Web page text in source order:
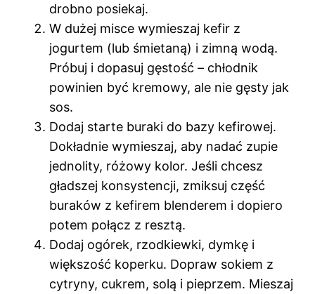
drobno posiekaj.
W dużej misce wymieszaj kefir z
jogurtem (lub śmietaną) i zimną wodą.
Próbuj i dopasuj gęstość – chłodnik
powinien być kremowy, ale nie gęsty jak
sos.
Dodaj starte buraki do bazy kefirowej.
Dokładnie wymieszaj, aby nadać zupie
jednolity, różowy kolor. Jeśli chcesz
gładszej konsystencji, zmiksuj część
buraków z kefirem blenderem i dopiero
potem połącz z resztą.
Dodaj ogórek, rzodkiewki, dymkę i
większość koperku. Dopraw sokiem z
cytryny, cukrem, solą i pieprzem. Mieszaj